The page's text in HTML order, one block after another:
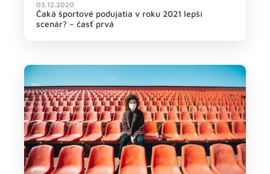
03.12.2020
Čaká športové podujatia v roku 2021 lepší
scenár? – časť prvá